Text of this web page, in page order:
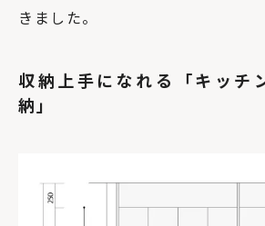
きました。
収納上手になれる「キッチ
納」